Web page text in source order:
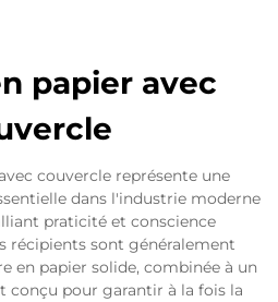
papier avec
couvercle représente une
dans l'industrie moderne
praticité et conscience
récipients sont généralement
en papier solide, combinée à un
conçu pour garantir à la fois la